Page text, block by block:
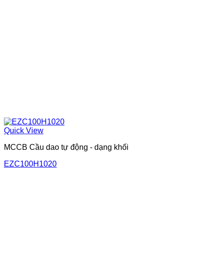
Quick View
MCCB Cầu dao tự động - dạng khối
EZC100H1020